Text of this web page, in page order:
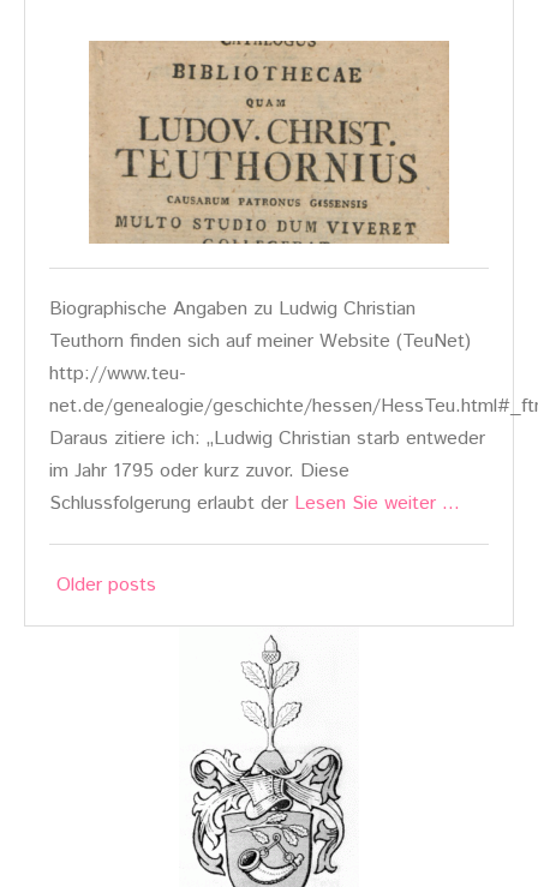
Biographische Angaben zu Ludwig Christian
Teuthorn finden sich auf meiner Website (TeuNet)
http://www.teu-
net.de/genealogie/geschichte/hessen/
Daraus zitiere ich: „Ludwig Christian starb entweder
im Jahr 1795 oder kurz zuvor. Diese
Schlussfolgerung erlaubt der Lesen Sie weiter …
Posts
Older posts